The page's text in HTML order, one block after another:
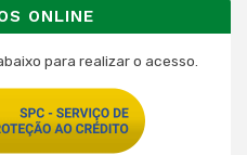
ONLINE
para realizar o acesso.